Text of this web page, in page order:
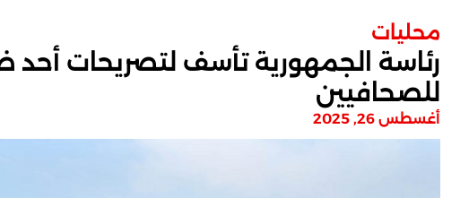
محليات
رئاسة الجمهورية تأسف لتصريحات أحد
للصحافيين
أغسطس 26, 2025